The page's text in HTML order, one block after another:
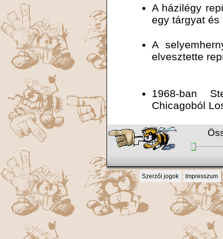
A házilégy
egy tárgyat
A
elvesztette
1968-ban
Chicagoból
Szerzői jogok Impresszum